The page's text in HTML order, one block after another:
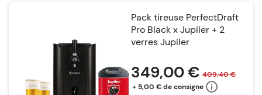
Pack tireuse PerfectDraft
Pro Black x Jupiler + 2
verres Jupiler
349,00 € 409,40 €
+ 5,00 € de consigne